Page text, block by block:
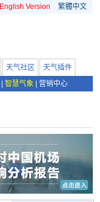
English Version 繁體中文
天气社区
天气插件
智慧气象 营销中心